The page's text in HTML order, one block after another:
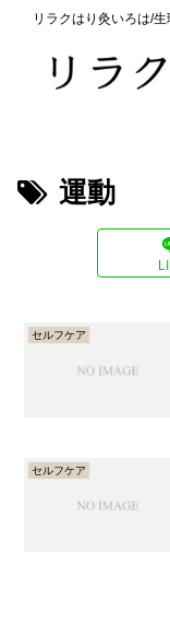
リラクはり灸いろは/
運動
セルフケア
セルフケア